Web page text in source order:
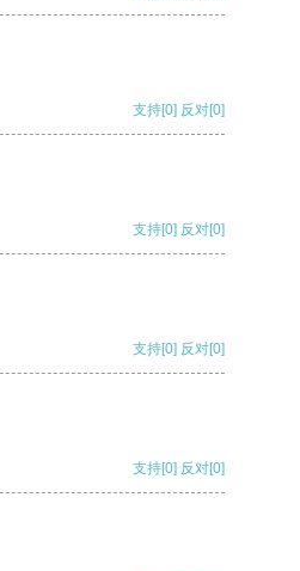
支持[0] 反对[0]
支持[0] 反对[0]
支持[0] 反对[0]
支持[0] 反对[0]